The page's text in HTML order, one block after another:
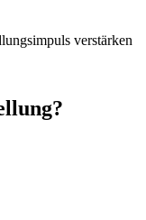
verstärken